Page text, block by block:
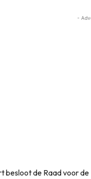
-
besloot de Raad voor